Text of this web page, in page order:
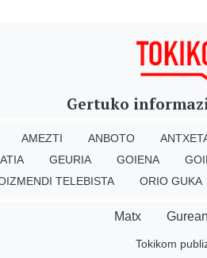
Gertuko
AMEZTI ANBOTO
GEURIA GOIENA
TELEBISTA ORIO GUKA
Matx Gurean
Tokikom